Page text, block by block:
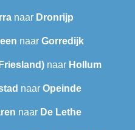
naar Dronrijp
naar Gorredijk
naar Hollum
naar Opeinde
naar De Lethe